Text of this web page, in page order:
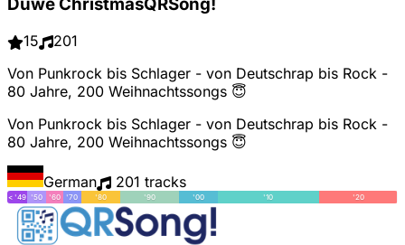
Duwe ChristmasQRSong!
15
201
Von Punkrock bis Schlager - von Deutschrap bis Rock -
80 Jahre, 200 Weihnachtssongs 😇
Von Punkrock bis Schlager - von Deutschrap bis Rock -
80 Jahre, 200 Weihnachtssongs 😇
German 201 tracks
< '49 '50 '60 '70 '80 '90 '00 '10 '20